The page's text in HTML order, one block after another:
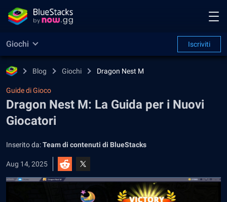
Giochi Iscriviti
Blog Giochi Dragon Nest M
Guide di Gioco
Dragon Nest M: La Guida per i Nuovi
Giocatori
Inserito da:Team di contenuti di BlueStacks
Aug 14, 2025